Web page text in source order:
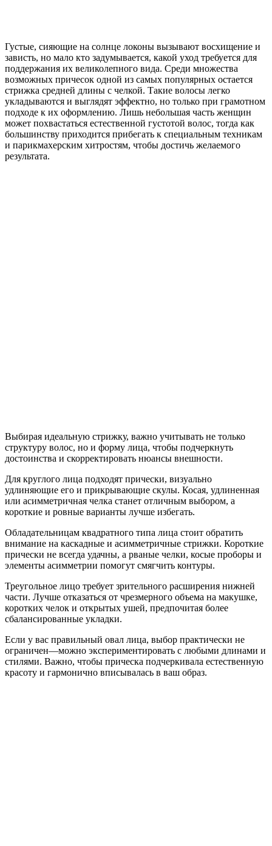
Густые, сияющие на солнце локоны вызывают восхищение и
зависть, но мало кто задумывается, какой уход требуется для
поддержания их великолепного вида. Среди множества
возможных причесок одной из самых популярных остается
стрижка средней длины с челкой. Такие волосы легко
укладываются и выглядят эффектно, но только при грамотном
подходе к их оформлению. Лишь небольшая часть женщин
может похвастаться естественной густотой волос, тогда как
большинству приходится прибегать к специальным техникам
и парикмахерским хитростям, чтобы достичь желаемого
результата.
Выбирая идеальную стрижку, важно учитывать не только
структуру волос, но и форму лица, чтобы подчеркнуть
достоинства и скорректировать нюансы внешности.
Для круглого лица подходят прически, визуально
удлиняющие его и прикрывающие скулы. Косая, удлиненная
или асимметричная челка станет отличным выбором, а
короткие и ровные варианты лучше избегать.
Обладательницам квадратного типа лица стоит обратить
внимание на каскадные и асимметричные стрижки. Короткие
прически не всегда удачны, а рваные челки, косые проборы и
элементы асимметрии помогут смягчить контуры.
Треугольное лицо требует зрительного расширения нижней
части. Лучше отказаться от чрезмерного объема на макушке,
коротких челок и открытых ушей, предпочитая более
сбалансированные укладки.
Если у вас правильный овал лица, выбор практически не
ограничен—можно экспериментировать с любыми длинами и
стилями. Важно, чтобы прическа подчеркивала естественную
красоту и гармонично вписывалась в ваш образ.